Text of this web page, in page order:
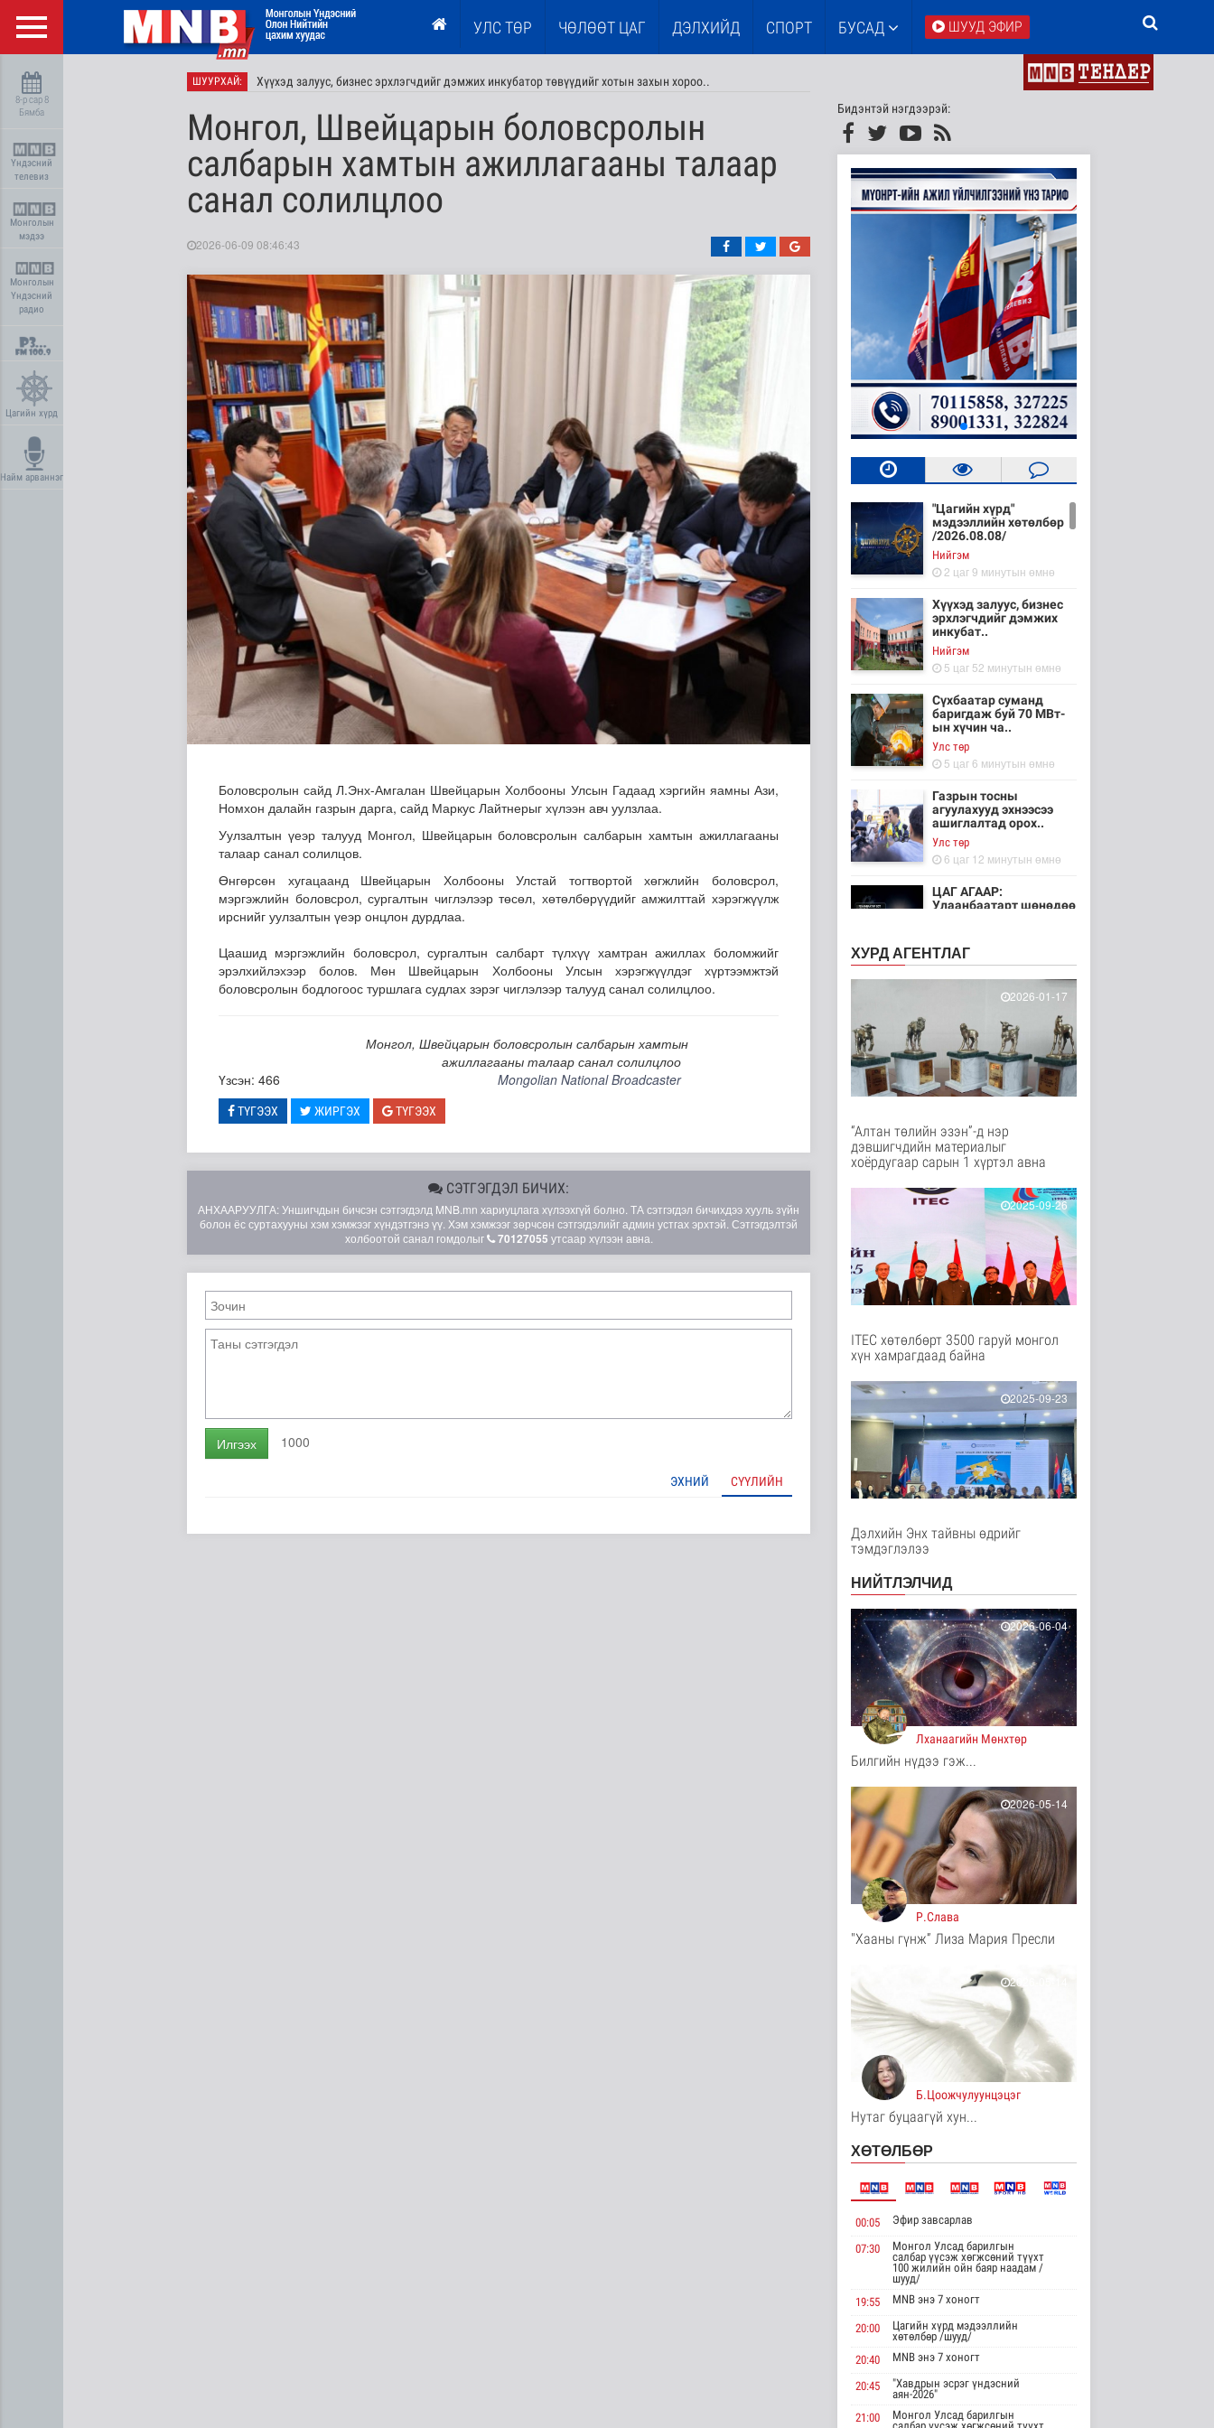
УЛС ТӨР ЧӨЛӨӨТ ЦАГ ДЭЛХИЙД СПОРТ БУСАД ШУУД ЭФИР
8-р сар 8
Бямба
Үндэсний
телевиз
Монголын
мэдээ
Монголын
Үндэсний
радио
Цагийн хүрд
Найм арваннэг
ШУУРХАЙ: Хүүхэд залуус, бизнес эрхлэгчдийг дэмжих инкубатор төвүүдийг хотын захын хороо..
Сүхбаатар суманд баригдаж буй 70 МВт-ын хүчин чадалтай ДЦС-ын технологийн анхн..
Газрын тосны агуулахууд эхнээсээ ашиглалтад ороход бэлэн болжээ
ЦАГ АГААР: Улаанбаатарт шөнөдөө 21 хэм дулаан
Монгол, Швейцарын боловсролын
салбарын хамтын ажиллагааны талаар
санал солилцлоо
2026-06-09 08:46:43
Боловсролын сайд Л.Энх-Амгалан Швейцарын Холбооны Улсын Гадаад хэргийн яамны Ази,
Номхон далайн газрын дарга, сайд Маркус Лайтнерыг хүлээн авч уулзлаа.
Уулзалтын үеэр талууд Монгол, Швейцарын боловсролын салбарын хамтын ажиллагааны
талаар санал солилцов.
Өнгөрсөн хугацаанд Швейцарын Холбооны Улстай тогтвортой хөгжлийн боловсрол,
мэргэжлийн боловсрол, сургалтын чиглэлээр төсөл, хөтөлбөрүүдийг амжилттай хэрэгжүүлж
ирснийг уулзалтын үеэр онцлон дурдлаа.
Цаашид мэргэжлийн боловсрол, сургалтын салбарт түлхүү хамтран ажиллах боломжийг
эрэлхийлэхээр болов. Мөн Швейцарын Холбооны Улсын хэрэгжүүлдэг хүртээмжтэй
боловсролын бодлогоос туршлага судлах зэрэг чиглэлээр талууд санал солилцлоо.
Монгол, Швейцарын боловсролын салбарын хамтын
ажиллагааны талаар санал солилцлоо
Үзсэн: 466
Mongolian National Broadcaster
ТҮГЭЭХ ЖИРГЭХ ТҮГЭЭХ
СЭТГЭГДЭЛ БИЧИХ:
АНХААРУУЛГА: Уншигчдын бичсэн сэтгэгдэлд MNB.mn хариуцлага хүлээхгүй болно. ТА сэтгэгдэл бичихдээ хууль зүйн
болон ёс суртахууны хэм хэмжээг хүндэтгэнэ үү. Хэм хэмжээг зөрчсөн сэтгэгдэлийг админ устгах эрхтэй. Сэтгэгдэлтэй
холбоотой санал гомдолыг
70127055 утсаар хүлээн авна.
Илгээх 1000
ЭХНИЙ СҮҮЛИЙН
Бидэнтэй нэгдээрэй:
"Цагийн хүрд"
мэдээллийн хөтөлбөр
/2026.08.08/
Нийгэм
2 цаг 9 минутын өмнө
Хүүхэд залуус, бизнес
эрхлэгчдийг дэмжих
инкубат..
Нийгэм
5 цаг 52 минутын өмнө
Сүхбаатар суманд
баригдаж буй 70 МВт-
ын хүчин ча..
Улс төр
5 цаг 6 минутын өмнө
Газрын тосны
агуулахууд эхнээсээ
ашиглалтад орох..
Улс төр
6 цаг 12 минутын өмнө
ЦАГ АГААР:
Улаанбаатарт шөнөдөө
7 цаг 7 минутын өмнө
аюулгүй орчинд
Нийгэм
8 цаг 56 минутын өмнө
“COP Time”-ийн
өргөтгөсөн хуралдаан
Байгаль орчин
9 цаг 3 минутын өмнө
метр урт гүүр барьж
байна
9 цаг 18 минутын өмнө
Төслийн эхний 87 км-
ээс цааш үргэлжлэх
хэсгүүдэд..
9 цаг 29 минутын өмнө
аас сар бүр 12-15
мянган тонн..
Улс төр
10 цаг 35 минутын өмнө
Газар чөлөөлөлт, нөхөн
олговрын асуудлыг
хуулийн..
10 цаг 37 минутын өмнө
могойд хатгуулахаас
сэрэмжлээрэй
Эрүүл мэнд
12 цаг 45 минутын өмнө
Ц.Идэрбат: Мал
эмнэлгийн салбарын
өрсөлдөх чадва..
Нийгэм
12 цаг 53 минутын өмнө
салбарт “Oxus Metals
Улс төр
12 цаг 8 минутын өмнө
COP17 хурлын үеэр
"Нарантуул",
"Дүнжингарав" худ..
Нийгэм
12 цаг 16 минутын өмнө
Европ дахь "Монгол гэр"
Энтертайнмент
12 цаг 24 минутын өмнө
Унгар Улс эрчим хүчээ
хэмнэх зорилгоор
хязгаарла..
Дэлхийд
13 цаг 38 минутын өмнө
жолооны болон..
Нийгэм
13 цаг 43 минутын өмнө
баатарлаг тууль" эрдэм
шин..
Танин мэдэхүй
13 цаг 54 минутын өмнө
МҮОНРТ-ийн Үндэсний
зөвлөлийн даргаар
Н.Монсор д..
13 цаг 58 минутын өмнө
АНУ полисиликон
ХУРД АГЕНТЛАГ
2026-01-17
“Алтан төлийн эзэн”-д нэр
дэвшигчдийн материалыг
хоёрдугаар сарын 1 хүртэл авна
2025-09-26
ITEC хөтөлбөрт 3500 гаруй монгол
хүн хамрагдаад байна
2025-09-23
Дэлхийн Энх тайвны өдрийг
тэмдэглэлээ
НИЙТЛЭЛЧИД
2026-06-04
Лханаагийн Мөнхтөр
Билгийн нүдээ гэж...
2026-05-14
Р.Слава
"Хааны гүнж” Лиза Мария Пресли
2026-05-14
Б.Цоожчулуунцэцэг
Нутаг буцаагүй хун...
ХӨТӨЛБӨР
00:05 Эфир завсарлав
07:30
Монгол Улсад барилгын
салбар үүсэж хөгжсөний түүхт
100 жилийн ойн баяр наадам /
шууд/
19:55
MNB энэ 7 хоногт
20:00
Цагийн хүрд мэдээллийн
хөтөлбөр /шууд/
20:40
MNB энэ 7 хоногт
20:45
"Хавдрын эсрэг үндэсний
аян-2026"
21:00
Монгол Улсад барилгын